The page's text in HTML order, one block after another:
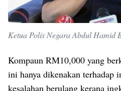
Ketua Polis Negara Abdul Hamid
Kompaun RM10,000 yang
ini hanya dikenakan terhadap
kesalahan berulang kerana